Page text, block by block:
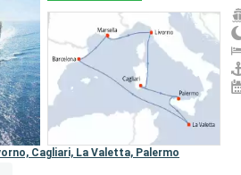
Cagliari, La Valetta, Palermo